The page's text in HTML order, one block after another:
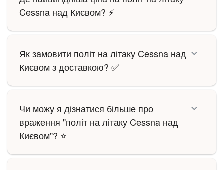
Cessna над Києвом? ⚡
Як замовити політ на літаку Cessna над
Києвом з доставкою? ✅
Чи можу я дізнатися більше про
враження "політ на літаку Cessna над
Києвом"? ⭐